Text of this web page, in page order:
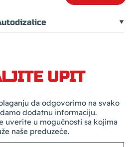
UPIT
da odgovorimo na svako
dodatnu informaciju.
uverite u mogućnosti sa kojima
naše preduzeće.